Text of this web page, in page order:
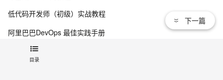
目录
查看更多
低代码开发师（初级）实战教程
阿里巴巴DevOps 最佳实践手册
下一篇